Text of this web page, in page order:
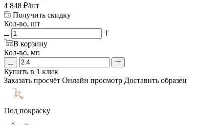
4 848 ₽/шт
Получить скидку
Кол-во, шт
В корзину
Кол-во, мп
Купить в 1 клик
Заказать просчёт Онлайн просмотр Доставить образец
Под покраску